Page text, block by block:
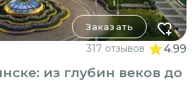
Заказать
317 отзывов 4.99
из глубин веков до